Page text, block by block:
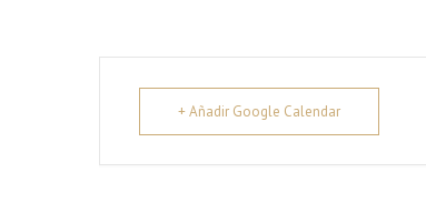
+ Añadir Google Calendar